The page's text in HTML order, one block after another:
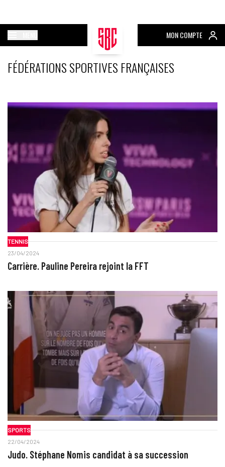
MON COMPTE
FÉDÉRATIONS SPORTIVES FRANÇAISES
TENNIS
23/04/2024
Carrière. Pauline Pereira rejoint la FFT
SPORTS
22/04/2024
Judo. Stéphane Nomis candidat à sa succession